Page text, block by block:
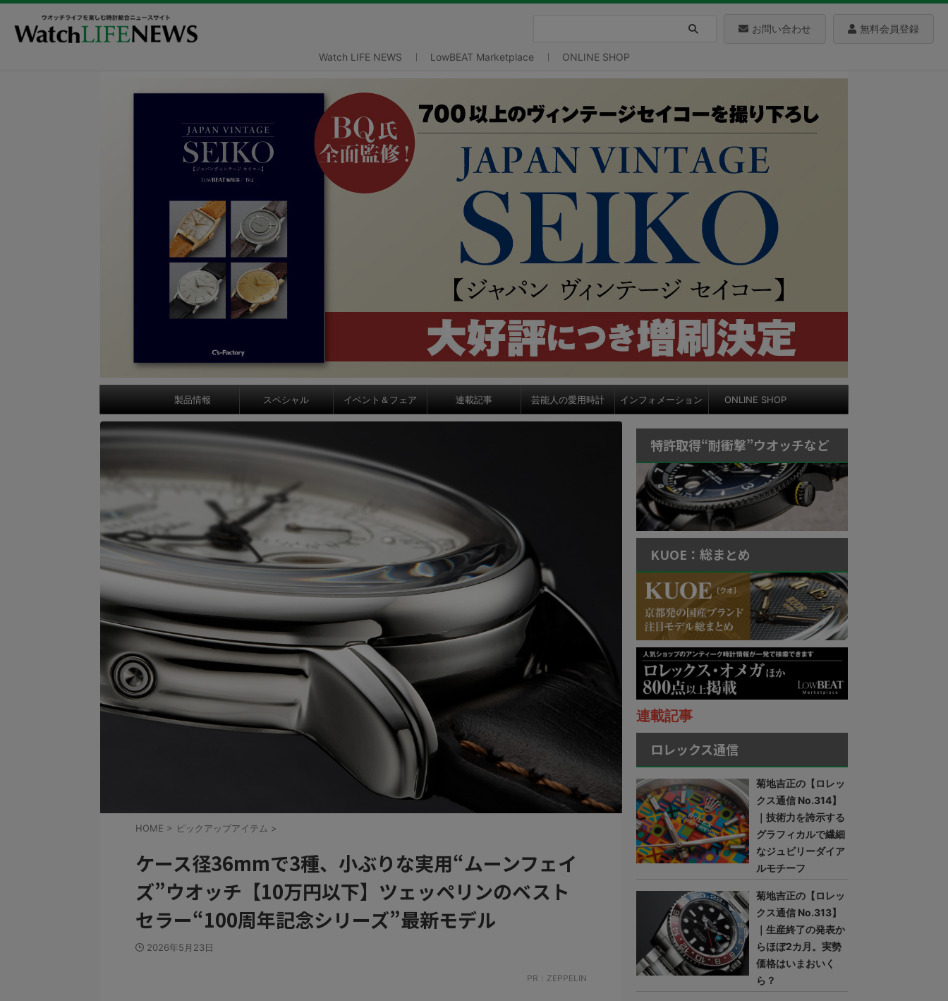
お問い合わせ 無料会員登録
Watch LIFE NEWS LowBEAT Marketplace ONLINE SHOP
製品情報 スペシャル イベント＆フェア 連載記事 芸能人の愛用時計 インフォメーション ONLINE SHOP
HOME > ピックアップアイテム >
ケース径36mmで3種、小ぶりな実用“ムーンフェイ
ズ”ウオッチ【10万円以下】ツェッペリンのベスト
セラー“100周年記念シリーズ”最新モデル
2026年5月23日
PR：ZEPPELIN
特許取得“耐衝撃”ウオッチなど
KUOE：総まとめ
連載記事
ロレックス通信
菊地吉正の【ロレッ
クス通信 No.314】
｜技術力を誇示する
グラフィカルで繊細
なジュビリーダイア
ルモチーフ
菊地吉正の【ロレッ
クス通信 No.313】
｜生産終了の発表か
らほぼ2カ月。実勢
価格はいまおいく
ら？